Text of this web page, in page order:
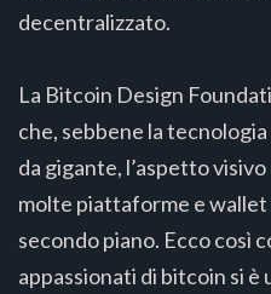
decentralizzato.
La Bitcoin Design
che, sebbene la
da gigante, l’aspetto
molte piattaforme e
secondo piano. Ecco così
appassionati di bitcoin si è